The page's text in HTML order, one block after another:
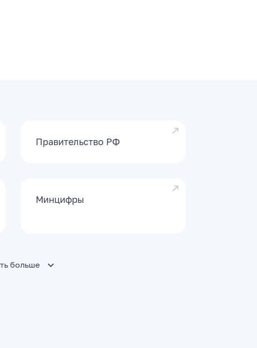
Правительство РФ
Минцифры
больше